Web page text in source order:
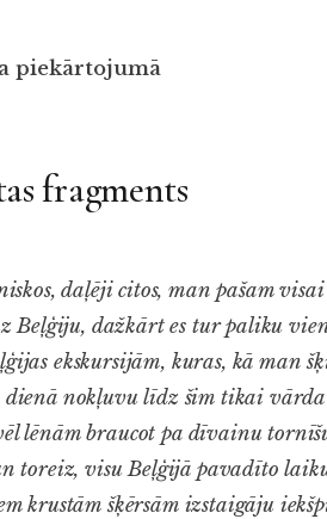
piekārtojumā
fragments
daļēji citos, man pašam
dažkārt es tur paliku
ekskursijām, kuras, kā man
dienā nokļuvu līdz šim tikai
lēnām braucot pa dīvainu
toreiz, visu Beļģijā pavadīto
krustām šķērsām izstaigāju